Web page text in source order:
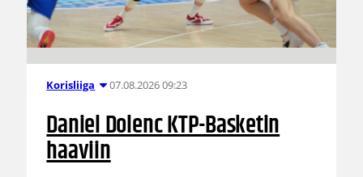
Korisliiga 07.08.2026 09:23
Daniel Dolenc KTP-Basketin
haaviin